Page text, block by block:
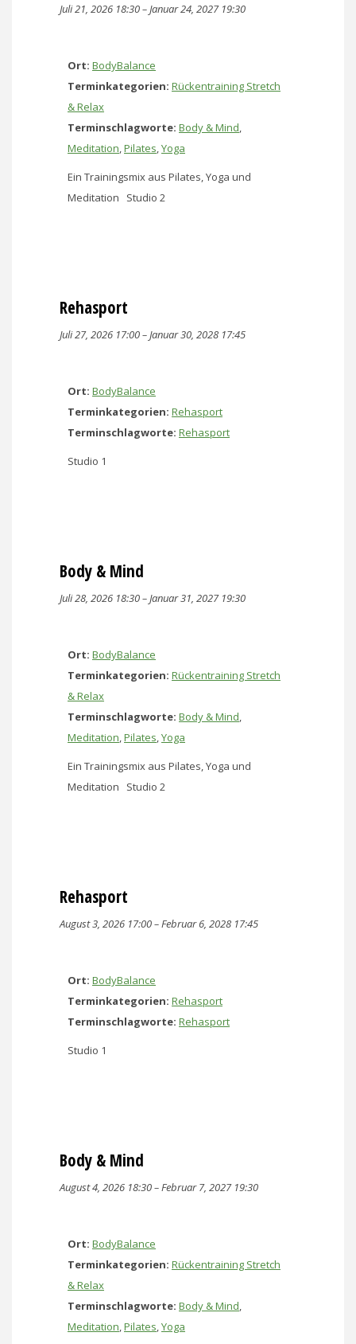
Juli 21, 2026 18:30–Januar 24, 2027 19:30
Ort: BodyBalance
Terminkategorien: Rückentraining Stretch
& Relax
Terminschlagworte: Body & Mind,
Meditation,Pilates,Yoga
Ein Trainingsmix aus Pilates, Yoga und
Meditation Studio 2
Rehasport
Juli 27, 2026 17:00–Januar 30, 2028 17:45
Ort: BodyBalance
Terminkategorien: Rehasport
Terminschlagworte: Rehasport
Studio 1
Body & Mind
Juli 28, 2026 18:30–Januar 31, 2027 19:30
Ort: BodyBalance
Terminkategorien: Rückentraining Stretch
& Relax
Terminschlagworte: Body & Mind,
Meditation,Pilates,Yoga
Ein Trainingsmix aus Pilates, Yoga und
Meditation Studio 2
Rehasport
August 3, 2026 17:00–Februar 6, 2028 17:45
Ort: BodyBalance
Terminkategorien: Rehasport
Terminschlagworte: Rehasport
Studio 1
Body & Mind
August 4, 2026 18:30–Februar 7, 2027 19:30
Ort: BodyBalance
Terminkategorien: Rückentraining Stretch
& Relax
Terminschlagworte: Body & Mind,
Meditation,Pilates,Yoga